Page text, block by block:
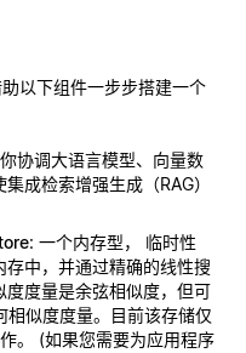
以下组件一步步搭建一个
协调大语言模型、向量数
成检索增强生成（RAG）
: 一个内存型， 临时性
中，并通过精确的线性搜
度量是余弦相似度，但可
似度度量。目前该存储仅
。 (如果您需要为应用程序